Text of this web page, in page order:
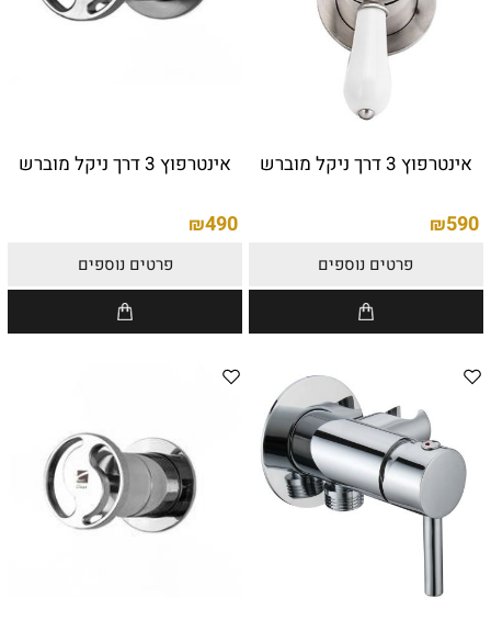
אינטרפוץ 3 דרך ניקל מוברש
₪590
פרטים נוספים
אינטרפוץ 3 דרך ניקל מוברש
₪490
פרטים נוספים